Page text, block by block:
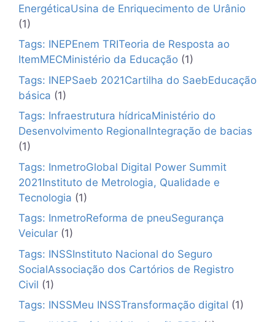
EnergéticaUsina de Enriquecimento de Urânio
(1)
Tags: INEPEnem TRITeoria de Resposta ao
ItemMECMinistério da Educação (1)
Tags: INEPSaeb 2021Cartilha do SaebEducação
básica (1)
Tags: Infraestrutura hídricaMinistério do
Desenvolvimento RegionalIntegração de bacias
(1)
Tags: InmetroGlobal Digital Power Summit
2021Instituto de Metrologia, Qualidade e
Tecnologia (1)
Tags: InmetroReforma de pneuSegurança
Veicular (1)
Tags: INSSInstituto Nacional do Seguro
SocialAssociação dos Cartórios de Registro
Civil (1)
Tags: INSSMeu INSSTransformação digital (1)